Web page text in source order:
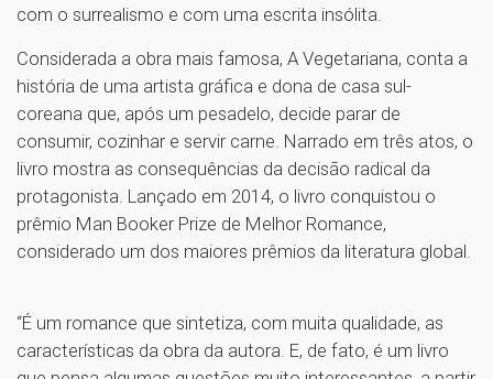
com o surrealismo e com uma escrita insólita.
Considerada a obra mais famosa, A Vegetariana, conta a
história de uma artista gráfica e dona de casa sul-
coreana que, após um pesadelo, decide parar de
consumir, cozinhar e servir carne. Narrado em três atos, o
livro mostra as consequências da decisão radical da
protagonista. Lançado em 2014, o livro conquistou o
prêmio Man Booker Prize de Melhor Romance,
considerado um dos maiores prêmios da literatura global.
“É um romance que sintetiza, com muita qualidade, as
características da obra da autora. E, de fato, é um livro